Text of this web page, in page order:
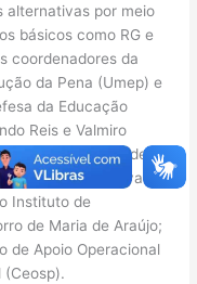
alternativas por meio
básicos como RG e
coordenadores da
da Pena (Umep) e
da Educação
Reis e Valmiro
do Centro de
Alternativas
Instituto de
de Maria de Araújo;
de Apoio Operacional
(Ceosp).